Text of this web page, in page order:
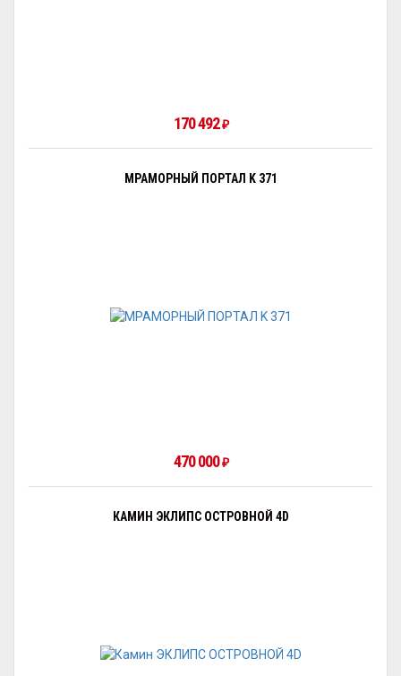
170 492 ₽
МРАМОРНЫЙ ПОРТАЛ K 371
470 000 ₽
КАМИН ЭКЛИПС ОСТРОВНОЙ 4D